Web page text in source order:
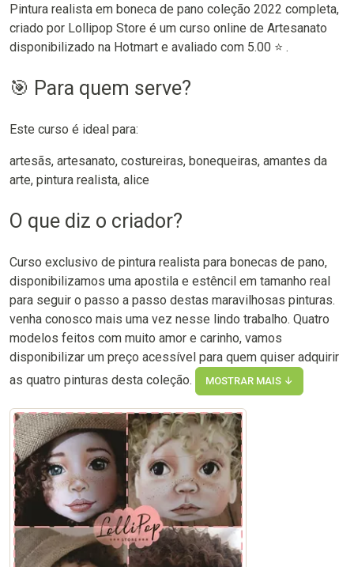
Pintura realista em boneca de pano coleção 2022 completa,
criado por Lollipop Store é um curso online de Artesanato
disponibilizado na Hotmart e avaliado com 5.00 ⭐ .
🎯 Para quem serve?
Este curso é ideal para:
artesãs, artesanato, costureiras, bonequeiras, amantes da
arte, pintura realista, alice
O que diz o criador?
Curso exclusivo de pintura realista para bonecas de pano,
disponibilizamos uma apostila e estêncil em tamanho real
para seguir o passo a passo destas maravilhosas pinturas.
venha conosco mais uma vez nesse lindo trabalho. Quatro
modelos feitos com muito amor e carinho, vamos
disponibilizar um preço acessível para quem quiser adquirir
as quatro pinturas desta coleção.
MOSTRAR MAIS ↓